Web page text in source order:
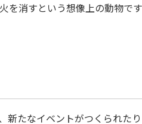
消すという想像上の動物です
新たなイベントがつくられた